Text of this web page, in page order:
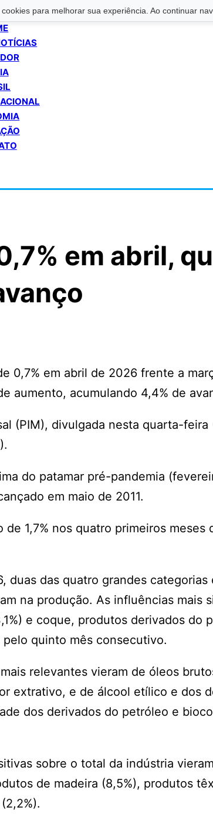
para melhorar sua experiência. Ao continuar
em abril,
0,7% em abril de 2026 frente a
aumento, acumulando 4,4% de
(PIM), divulgada nesta quarta-
do patamar pré-pandemia
em maio de 2011.
1,7% nos quatro primeiros meses
duas das quatro grandes
na produção. As influências mais
e coque, produtos derivados do
pelo quinto mês consecutivo.
relevantes vieram de óleos
extrativo, e de álcool etílico e dos
dos derivados do petróleo e
sobre o total da indústria
de madeira (8,5%), produtos